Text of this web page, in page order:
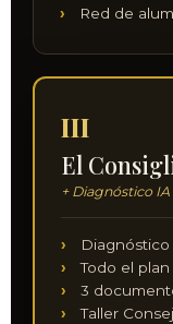
Red de
III
El
+ Diagnóstico IA
Todo el
3
Taller